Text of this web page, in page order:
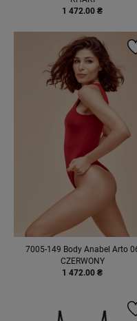
1 472.00 ₴
7005-149 Body Anabel Arto
CZERWONY
1 472.00 ₴